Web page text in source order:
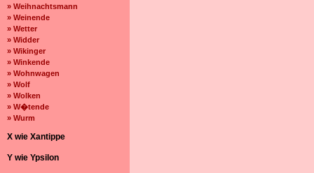
» Weihnachtsmann
» Weinende
» Wetter
» Widder
» Wikinger
» Winkende
» Wohnwagen
» Wolf
» Wolken
» W�tende
» Wurm
X wie Xantippe
Y wie Ypsilon